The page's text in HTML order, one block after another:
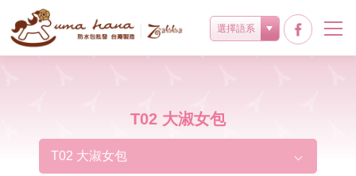
選擇語系
T02 大淑女包
T02 大淑女包